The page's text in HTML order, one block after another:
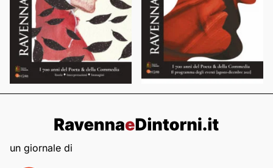
un giornale di